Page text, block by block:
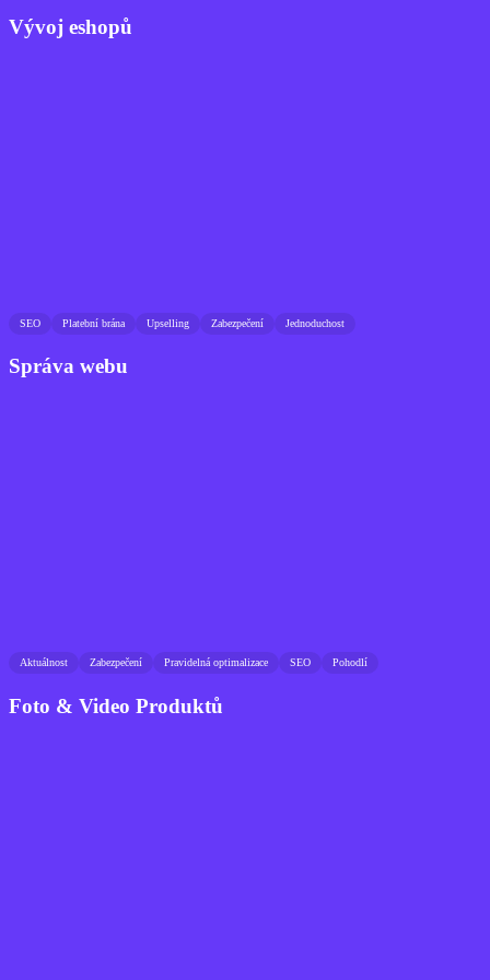
Vývoj eshopů
SEO Platební brána Upselling Zabezpečení Jednoduchost
Správa webu
Aktuálnost Zabezpečení Pravidelná optimalizace SEO Pohodlí
Foto & Video Produktů